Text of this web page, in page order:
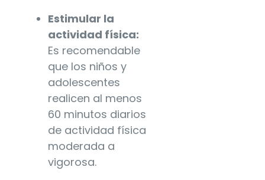
Estimular la
actividad física:
Es recomendable
que los niños y
adolescentes
realicen al menos
60 minutos diarios
de actividad física
moderada a
vigorosa.